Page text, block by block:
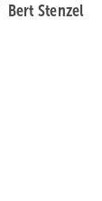
Bert Stenzel